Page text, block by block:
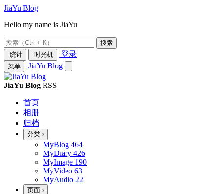
JiaYu Blog
Hello my name is JiaYu
搜索
统计
时光机 登录
菜单 JiaYu Blog
JiaYu Blog RSS
首页
相册
归档
分类 ›
MyBlog 464
MyDiary 426
MyImage 190
MyVideo 63
MyAudio 22
页面 ›